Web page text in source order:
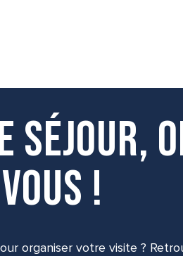
séjour,
!
organiser votre visite ?